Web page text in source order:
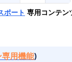
ポート 専用コンテン
専用機能)